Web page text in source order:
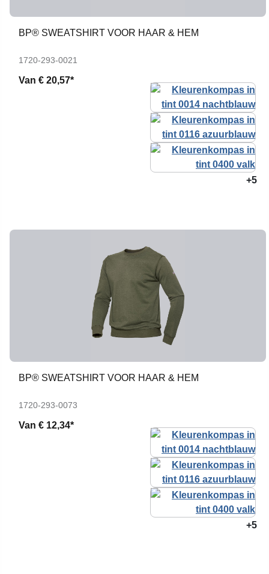
BP® SWEATSHIRT VOOR HAAR & HEM
1720-293-0021
Van € 20,57*
+5
BP® SWEATSHIRT VOOR HAAR & HEM
1720-293-0073
Van € 12,34*
+5